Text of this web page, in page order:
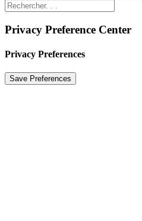
Privacy Preference Center
Privacy Preferences